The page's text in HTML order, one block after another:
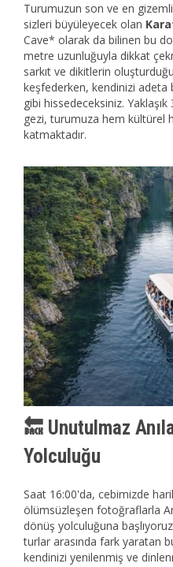
Turumuzun son ve en
sizleri büyüleyecek olan
Cave* olarak da bilinen bu
metre uzunluğuyla dikkat
sarkıt ve dikitlerin
keşfederken, kendinizi adeta
gibi hissedeceksiniz.
gezi, turumuza hem kültürel
katmaktadır.
🔙 Unutulmaz
Yolculuğu
Saat 16:00'da, cebimizde
ölümsüzleşen fotoğraflarla
dönüş yolculuğuna
turlar arasında fark yaratan
kendinizi yenilenmiş ve